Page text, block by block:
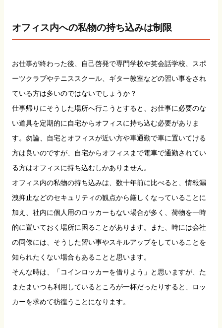
オフィス内への私物の持ち込みは制限
お仕事が終わった後、自己啓発で専門学校や英会話学校、スポ
ーツクラブやテニススクール、ギター教室などの習い事をされ
ている方は多いのではないでしょうか？
仕事帰りにそうした場所へ行こうとすると、お仕事に必要のな
い道具を定期的に自宅からオフィスに持ち込む必要がありま
す。勿論、自宅とオフィスが近い方や車通勤で車に置いてける
方は良いのですが、自宅からオフィスまで電車で通勤されてい
る方はオフィスに持ち込むしかありません。
オフィス内の私物の持ち込みは、数十年前に比べると、情報漏
洩抑止などのセキュリティの観点から厳しくなっていることに
加え、社内に個人用のロッカーもない場合が多く、荷物を一時
的に置いておく場所に困ることがあります。また、時には会社
の同僚には、そうした習い事やスキルアップをしていることを
知られたくない場合もあることと思います。
そんな時は、「コインロッカーを借りよう」と思いますが、た
またまいつも利用しているところが一杯だったりすると、ロッ
カーを求めて彷徨うことになります。